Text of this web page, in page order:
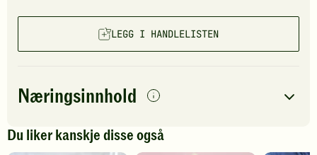
LEGG I HANDLELISTEN
Næringsinnhold
per porsjon
Navn på
Du liker kanskje disse også